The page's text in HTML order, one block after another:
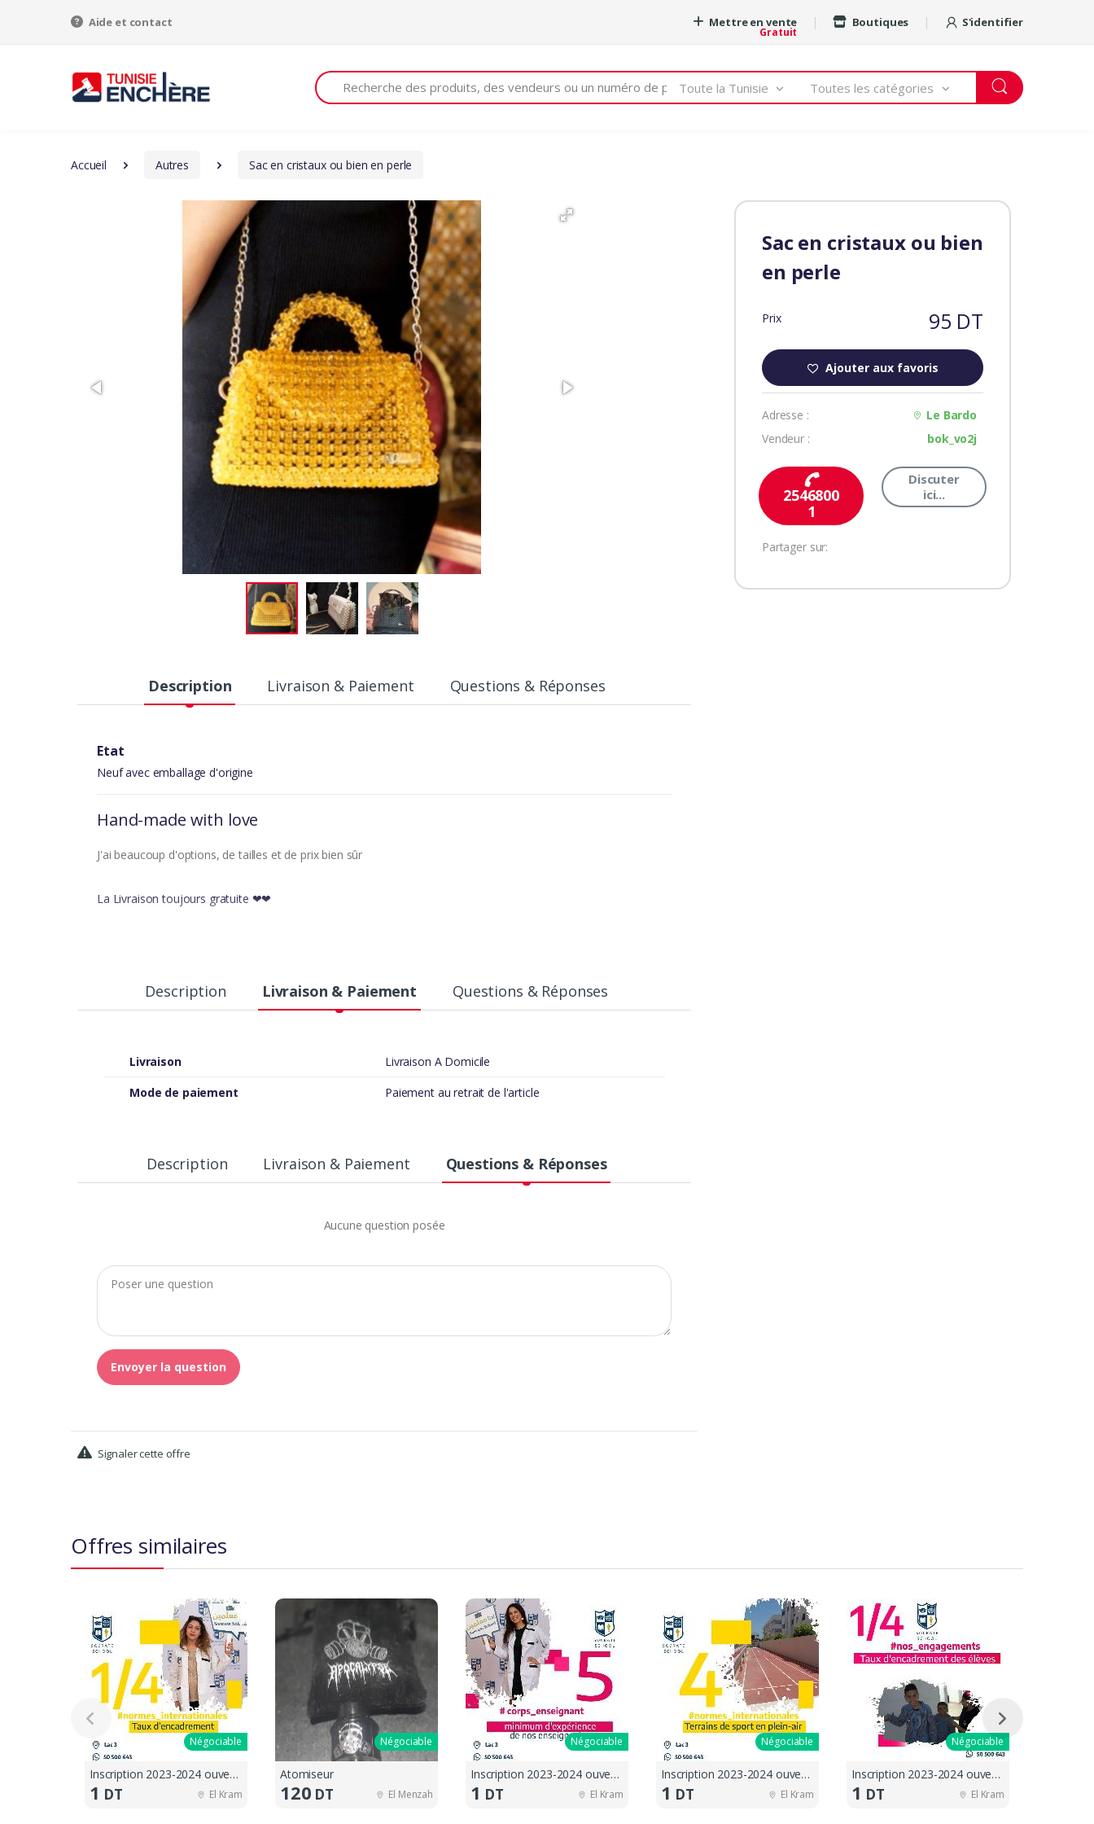
Aide et contact Mettre en vente
Gratuit
Boutiques S'identifier
Recherche
Toute la Tunisie Toutes les catégories
Accueil Autres Sac en cristaux ou bien en perle
Sac en cristaux ou bien
en perle
Prix 95 DT
Ajouter aux favoris
Adresse :
Le Bardo
Vendeur :
bok_vo2j
2546800
1
Discuter
ici...
Partager sur:
Description Livraison & Paiement Questions & Réponses
Etat
Neuf avec emballage d'origine
Hand-made with love
J'ai beaucoup d'options, de tailles et de prix bien sûr
La Livraison toujours gratuite ❤❤
Description Livraison & Paiement Questions & Réponses
Livraison
Livraison A Domicile
Mode de paiement
Paiement au retrait de l'article
Description Livraison & Paiement Questions & Réponses
Aucune question posée
Envoyer la question
Signaler cette offre
Offres similaires
Négociable
Inscription 2023-2024 ouvertes !!
1 DT El Kram
Négociable
Atomiseur
120 DT El Menzah
Négociable
Inscription 2023-2024 ouvertes !!
1 DT El Kram
Négociable
Inscription 2023-2024 ouvertes !!
1 DT El Kram
Négociable
Inscription 2023-2024 ouvertes !!
1 DT El Kram